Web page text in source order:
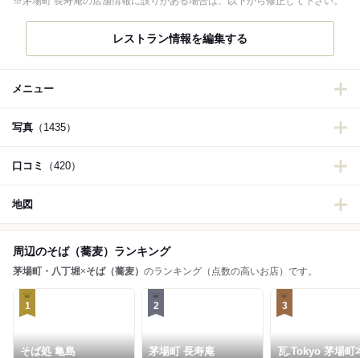
レストラン情報を編集する
メニュー
写真 （1435）
口コミ （420）
地図
周辺のそば（蕎麦）ランキング
茅場町・八丁堀×そば（蕎麦） のランキング（点数の高いお店）です。
1
そば処 亀島
2
茅場町 長寿庵
3
瓦.Tokyo 茅場町